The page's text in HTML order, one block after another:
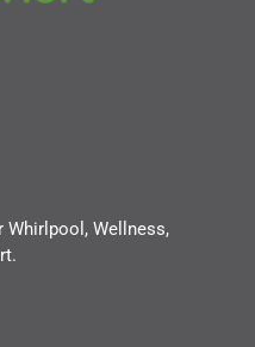
Whirlpool, Wellness,